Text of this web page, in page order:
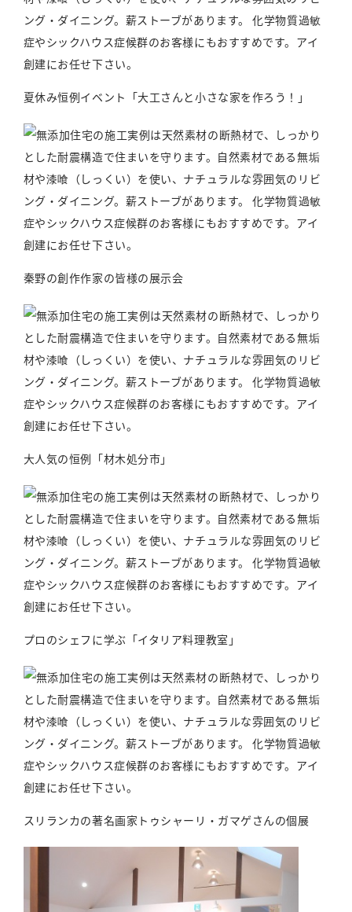
夏休み恒例イベント「大工さんと小さな家を作ろう！」
秦野の創作作家の皆様の展示会
大人気の恒例「材木処分市」
プロのシェフに学ぶ「イタリア料理教室」
スリランカの著名画家トゥシャーリ・ガマゲさんの個展